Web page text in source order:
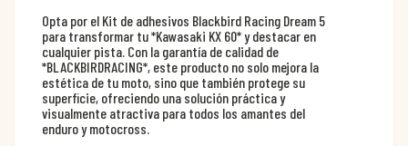
Opta por el Kit de adhesivos Blackbird Racing Dream 5
para transformar tu *Kawasaki KX 60* y destacar en
cualquier pista. Con la garantía de calidad de
*BLACKBIRDRACING*, este producto no solo mejora la
estética de tu moto, sino que también protege su
superficie, ofreciendo una solución práctica y
visualmente atractiva para todos los amantes del
enduro y motocross.